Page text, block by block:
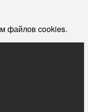
файлов cookies.